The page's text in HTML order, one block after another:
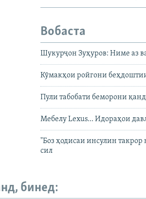
Вобаста
Шукурҷон Зуҳуров: Ниме аз
Кӯмакҳои ройгони
Пули табобати беморони
Мебелу Lexus... Идораҳои
"Боз ҳодисаи инсулин
сил
бинед: